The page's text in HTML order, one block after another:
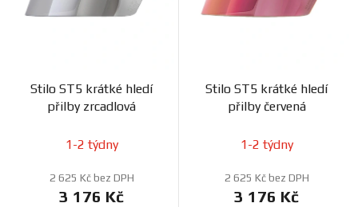
Stilo ST5 krátké hledí
přilby zrcadlová
1-2 týdny
2 625 Kč bez DPH
3 176 Kč
Stilo ST5 krátké hledí
přilby červená
1-2 týdny
2 625 Kč bez DPH
3 176 Kč